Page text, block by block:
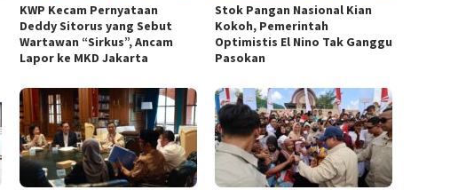
KWP Kecam Pernyataan
Deddy Sitorus yang Sebut
Wartawan “Sirkus”, Ancam
Lapor ke MKD Jakarta
Stok Pangan Nasional Kian
Kokoh, Pemerintah
Optimistis El Nino Tak Ganggu
Pasokan